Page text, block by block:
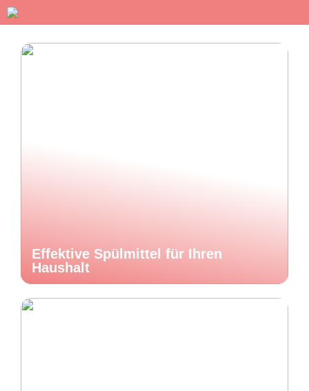
Effektive Spülmittel für Ihren
Haushalt